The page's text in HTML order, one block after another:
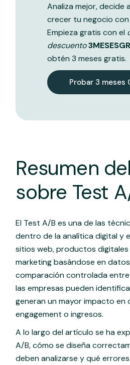
Analiza mejor, decide
crecer tu negocio con
Empieza gratis con el
descuento
obtén 3 meses gratis.
Probar 3 meses
Resumen
sobre Test
El Test A/B es una de las
dentro de la analítica digital y
sitios web, productos
marketing basándose en
comparación controlada
las empresas pueden
generan un mayor impacto en
engagement o ingresos.
A lo largo del artículo se ha
A/B, cómo se diseña
deben analizarse y qué